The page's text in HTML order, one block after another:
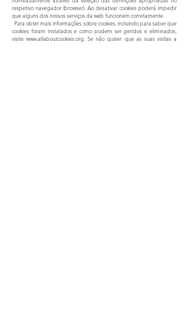
respetivo navegador (browser). Ao desativar cookies poderá impedir
que alguns dos nossos serviços da web funcionem corretamente.
Para obter mais informações sobre cookies, incluindo para saber que
cookies foram instalados e como podem ser geridos e eliminados,
visitewww.allaboutcookies.org . Se não quiser que as suas visitas a